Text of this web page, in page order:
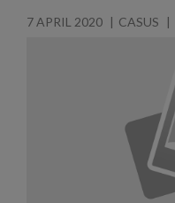
7 APRIL 2020 CASUS